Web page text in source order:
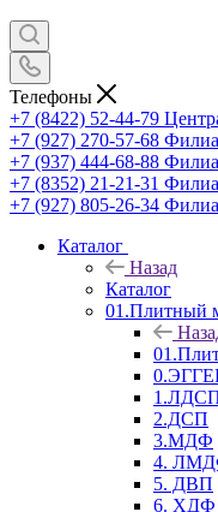
Телефоны
+7 (8422) 52-44-79
+7 (927) 270-57-68
+7 (937) 444-68-88
+7 (8352) 21-21-31
+7 (927) 805-26-34
Каталог
Назад
Каталог
01.Плитный
2.ДСП
3.МДФ
4.
5. ДВП
6. ХДФ